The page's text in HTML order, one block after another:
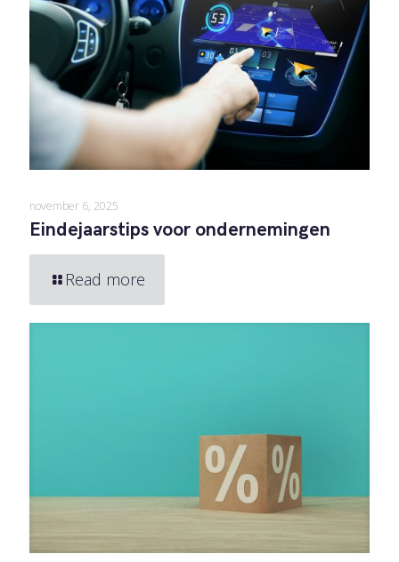
november 6, 2025
Eindejaarstips voor ondernemingen
Read more